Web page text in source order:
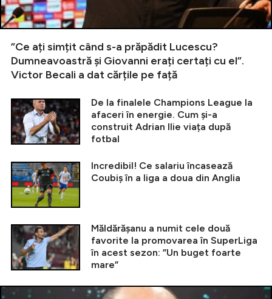
”Ce ați simțit când s-a prăpădit Lucescu?
Dumneavoastră și Giovanni erați certați cu el”.
Victor Becali a dat cărțile pe față
De la finalele Champions League la
afaceri în energie. Cum și-a
construit Adrian Ilie viața după
fotbal
Incredibil! Ce salariu încasează
Coubiș în a liga a doua din Anglia
Măldărășanu a numit cele două
favorite la promovarea în SuperLiga
în acest sezon: ”Un buget foarte
mare”